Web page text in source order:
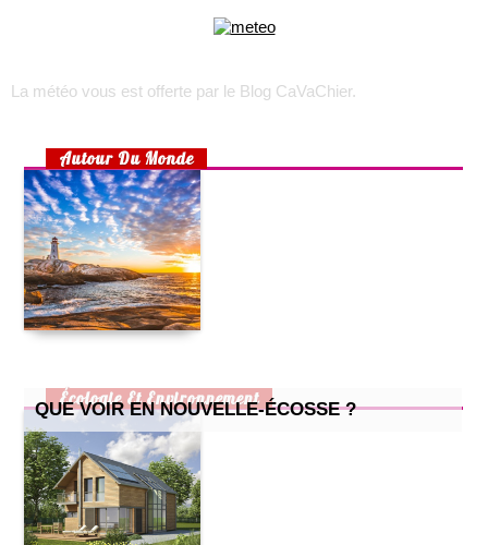
choisir son appareil photo numérique
trek : comment faire pour recruter une équipe locale ?
choisir un lit pour son bébé
préparer un lit douillet pour son bébé
aménager une chambre d’enfant pour 2 enfants
la maison écologique
cuisine pour enfants : 2 recettes simples et efficaces
petite cuisine : nos astuces !
comment prendre soin de son chat quand il attend des petits
La météo vous est offerte par le Blog CaVaChier.
Autour Du Monde
QUE VOIR EN NOUVELLE-ÉCOSSE ?
Écologie Et Environnement